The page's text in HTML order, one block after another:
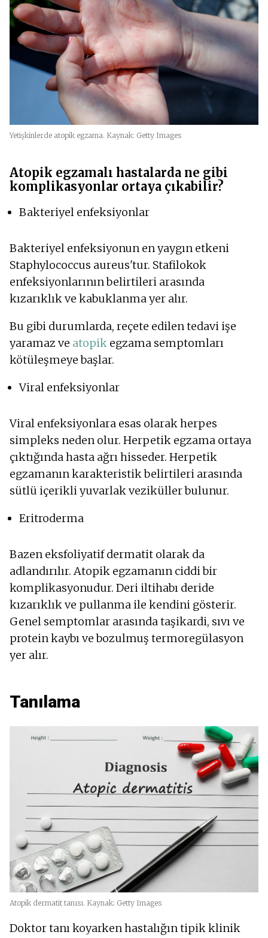
Yetişkinlerde atopik egzama. Kaynak: Getty Images
Atopik egzamalı hastalarda ne gibi
komplikasyonlar ortaya çıkabilir?
Bakteriyel enfeksiyonlar
Bakteriyel enfeksiyonun en yaygın etkeni
Staphylococcus aureus'tur. Stafilokok
enfeksiyonlarının belirtileri arasında
kızarıklık ve kabuklanma yer alır.
Bu gibi durumlarda, reçete edilen tedavi işe
yaramaz ve atopik egzama semptomları
kötüleşmeye başlar.
Viral enfeksiyonlar
Viral enfeksiyonlara esas olarak herpes
simpleks neden olur. Herpetik egzama ortaya
çıktığında hasta ağrı hisseder. Herpetik
egzamanın karakteristik belirtileri arasında
sütlü içerikli yuvarlak veziküller bulunur.
Eritroderma
Bazen eksfoliyatif dermatit olarak da
adlandırılır. Atopik egzamanın ciddi bir
komplikasyonudur. Deri iltihabı deride
kızarıklık ve pullanma ile kendini gösterir.
Genel semptomlar arasında taşikardi, sıvı ve
protein kaybı ve bozulmuş termoregülasyon
yer alır.
Tanılama
Atopik dermatit tanısı. Kaynak: Getty Images
Doktor tanı koyarken hastalığın tipik klinik